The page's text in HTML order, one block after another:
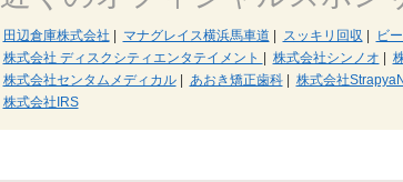
田辺倉庫株式会社 | マナグレイス横浜馬車道 | スッキリ回収 | ビ
株式会社 ディスクシティエンタテイメント | 株式会社シンノオ |
株式会社センタムメディカル| あおき矯正歯科| 株式会社
株式会社IRS